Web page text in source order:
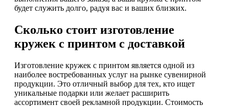
будет служить долго, радуя вас и ваших близких.
Сколько стоит изготовление
кружек с принтом с доставкой
Изготовление кружек с принтом является одной из
наиболее востребованных услуг на рынке сувенирной
продукции. Это отличный выбор для тех, кто ищет
уникальные подарки или желает расширить
ассортимент своей рекламной продукции. Стоимость